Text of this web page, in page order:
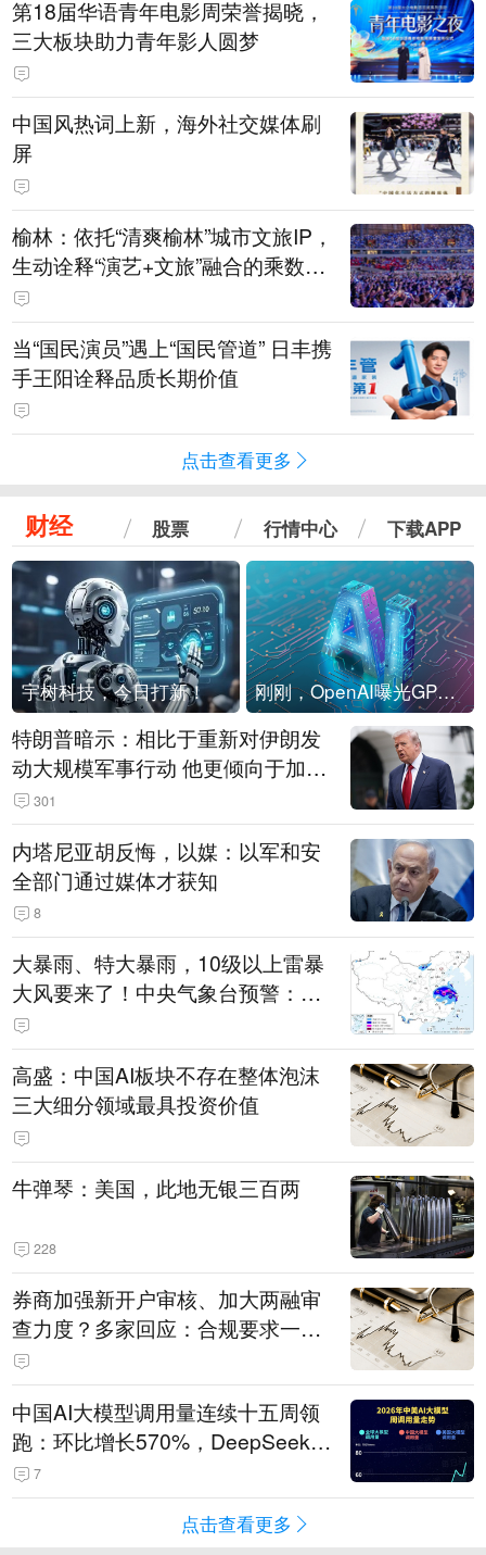
第18届华语青年电影周荣誉揭晓，
三大板块助力青年影人圆梦
中国风热词上新，海外社交媒体刷
屏
榆林：依托“清爽榆林”城市文旅IP，
生动诠释“演艺+文旅”融合的乘数效
应
当“国民演员”遇上“国民管道” 日丰携
手王阳诠释品质长期价值
点击查看更多
财经 股票 行情中心 下载APP
宇树科技，今日打新！ 刚刚，OpenAI曝光GPT-6！传10万亿参数，8月强行发布
特朗普暗示：相比于重新对伊朗发
动大规模军事行动 他更倾向于加大
经济施压
301
内塔尼亚胡反悔，以媒：以军和安
全部门通过媒体才获知
8
大暴雨、特大暴雨，10级以上雷暴
大风要来了！中央气象台预警：今
天到明天，浙江、安徽有特大暴雨
高盛：中国AI板块不存在整体泡沫
三大细分领域最具投资价值
牛弹琴：美国，此地无银三百两
228
券商加强新开户审核、加大两融审
查力度？多家回应：合规要求一贯
严格 不存在“从严”
中国AI大模型调用量连续十五周领
跑：环比增长570%，DeepSeek-V
4-Flash正式版登顶！MiniMax M
3、阶跃星辰Step 3.7 Flash跌出榜
7
点击查看更多